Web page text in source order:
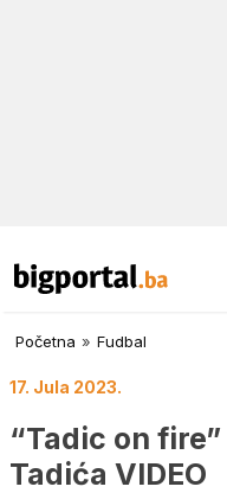
Početna » Fudbal
17. Jula 2023.
“Tadic on
Tadića VIDEO